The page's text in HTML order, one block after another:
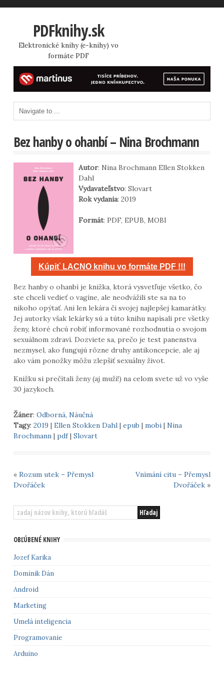
PDFknihy.sk
Elektronické knihy (e-knihy) vo
formáte PDF
Bez hanby o ohanbí – Nina Brochmann
Autor: Nina Brochmann Ellen Stokken
Dahl
Vydavateľstvo: Slovart
Rok vydania: 2019
Formát: PDF, EPUB, MOBI
Kúpiť LACNO knihu vo formáte PDF !!!
Bez hanby o ohanbí je knižka, ktorá vysvetľuje všetko, čo
ste chceli vedieť o vagíne, ale neodvážili ste sa na to
nikoho opýtať. Ani len lekára či svojej najlepšej kamarátky.
Jej autorky však lekárky sú a túto knihu napísali pre všetky
ženy, ktoré chcú robiť informované rozhodnutia o svojom
sexuálnom zdraví. Dozviete sa, prečo je test panenstva
nezmysel, ako fungujú rôzne druhy antikoncepcie, ale aj
ako vám ponožky môžu zlepšiť sexuálny život.
Knižku si prečítali ženy (aj muži!) na celom svete už vo vyše
30 jazykoch.
Žáner: Odborná, Náučná
Tagy: 2019 | Ellen Stokken Dahl| epub | mobi| Nina
Brochmann | pdf| Slovart
« Rozum utek – Přemysl
Dvořáček
Vnímání citu – Přemysl
Dvořáček »
OBĽÚBENÉ KNIHY
Jozef Karika
Dominik Dán
Android
Marketing
Umelá inteligencia
Programovanie
Arduino